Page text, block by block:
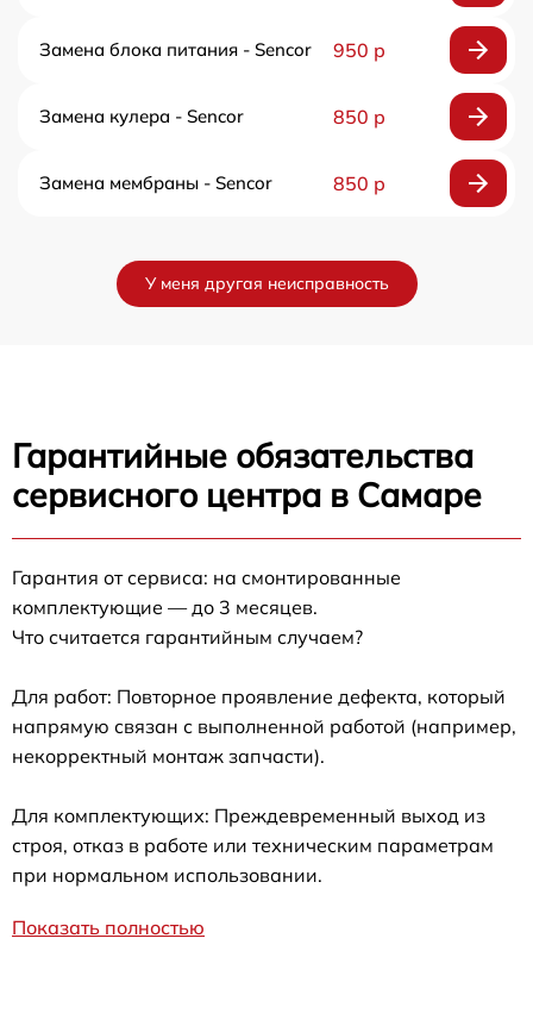
Замена блока питания - Sencor 950 р
Замена кулера - Sencor 850 р
Замена мембраны - Sencor 850 р
У меня другая неисправность
Гарантийные обязательства
сервисного центра в Самаре
Гарантия от сервиса: на смонтированные
комплектующие — до 3 месяцев.
Что считается гарантийным случаем?
Для работ: Повторное проявление дефекта, который
напрямую связан с выполненной работой (например,
некорректный монтаж запчасти).
Для комплектующих: Преждевременный выход из
строя, отказ в работе или техническим параметрам
при нормальном использовании.
Показать полностью